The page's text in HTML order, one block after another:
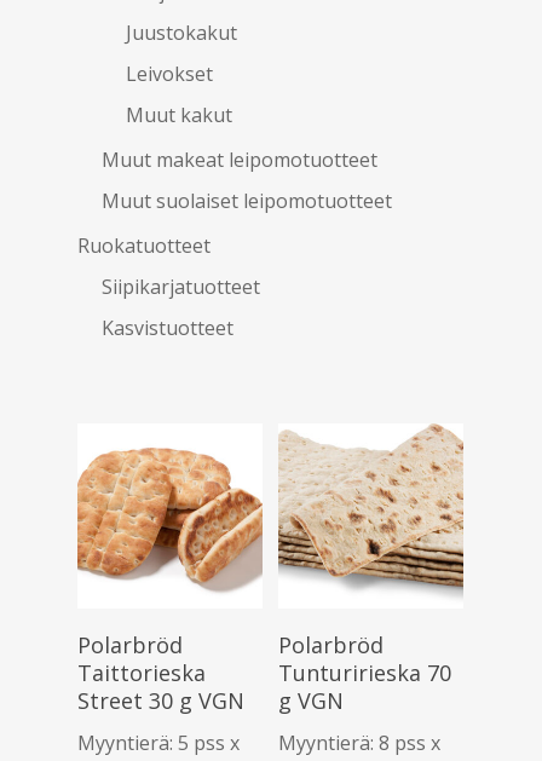
Juustokakut
Leivokset
Muut kakut
Muut makeat leipomotuotteet
Muut suolaiset leipomotuotteet
Ruokatuotteet
Siipikarjatuotteet
Kasvistuotteet
Lue Lisää
Polarbröd
Taittorieska
Street 30 g VGN
Myyntierä: 5 pss x
Lue Lisää
Polarbröd
Tunturirieska 70
g VGN
Myyntierä: 8 pss x